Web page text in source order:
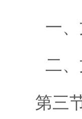
一、
二、
第三